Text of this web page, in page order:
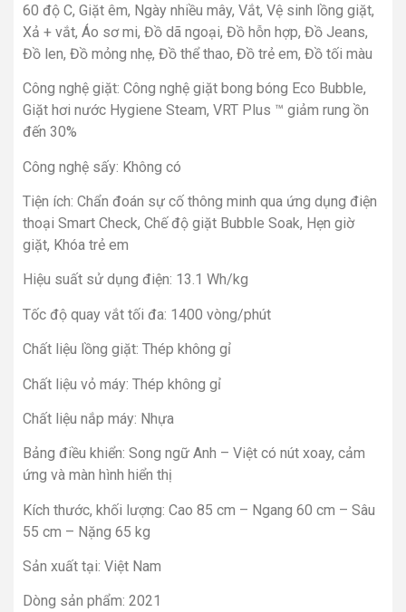
60 độ C, Giặt êm, Ngày nhiều mây, Vắt, Vệ sinh lồng giặt,
Xả + vắt, Áo sơ mi, Đồ dã ngoại, Đồ hỗn hợp, Đồ Jeans,
Đồ len, Đồ mỏng nhẹ, Đồ thể thao, Đồ trẻ em, Đồ tối màu
Công nghệ giặt: Công nghệ giặt bong bóng Eco Bubble,
Giặt hơi nước Hygiene Steam, VRT Plus ™ giảm rung ồn
đến 30%
Công nghệ sấy: Không có
Tiện ích: Chẩn đoán sự cố thông minh qua ứng dụng điện
thoại Smart Check, Chế độ giặt Bubble Soak, Hẹn giờ
giặt, Khóa trẻ em
Hiệu suất sử dụng điện: 13.1 Wh/kg
Tốc độ quay vắt tối đa: 1400 vòng/phút
Chất liệu lồng giặt: Thép không gỉ
Chất liệu vỏ máy: Thép không gỉ
Chất liệu nắp máy: Nhựa
Bảng điều khiển: Song ngữ Anh – Việt có nút xoay, cảm
ứng và màn hình hiển thị
Kích thước, khối lượng: Cao 85 cm – Ngang 60 cm – Sâu
55 cm – Nặng 65 kg
Sản xuất tại: Việt Nam
Dòng sản phẩm: 2021